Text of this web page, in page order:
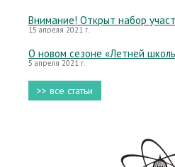
Внимание! Открыт набор
15 апреля 2021 г.
О новом сезоне «Летней
5 апреля 2021 г.
>> все статьи